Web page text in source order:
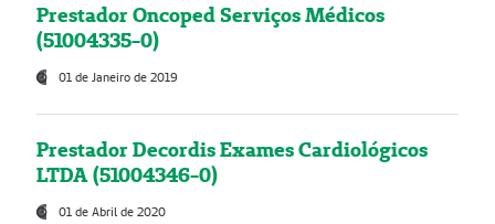
Prestador Oncoped Serviços Médicos
(51004335-0)
01 de Janeiro de 2019
Prestador Decordis Exames Cardiológicos
LTDA (51004346-0)
01 de Abril de 2020